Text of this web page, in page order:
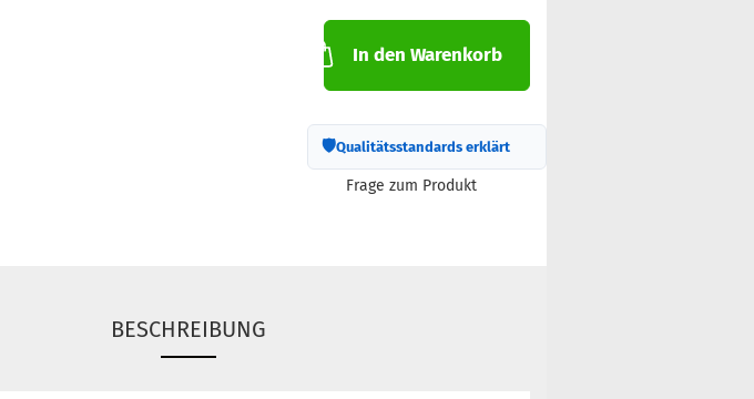
In den Warenkorb
🛡Qualitätsstandards erklärt
Frage zum Produkt
BESCHREIBUNG